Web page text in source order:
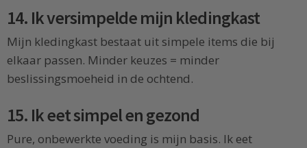
14. Ik versimpelde mijn kledingkast
Mijn kledingkast bestaat uit simpele items die bij
elkaar passen. Minder keuzes = minder
beslissingsmoeheid in de ochtend.
15. Ik eet simpel en gezond
Pure, onbewerkte voeding is mijn basis. Ik eet